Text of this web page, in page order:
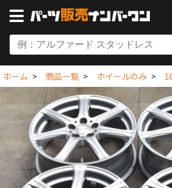
ホーム 商品一覧 ホイールのみ